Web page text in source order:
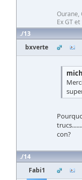
Ourane,
Ex GT et
13
bxverte
con?
14
Fabi1